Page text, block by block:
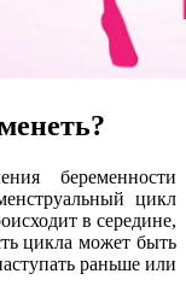
беременности
цикл
в середине,
цикла может быть
раньше или